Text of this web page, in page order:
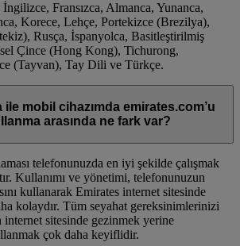
Fransızca, Almanca, Yunanca,
Korece, Lehçe, Portekizce (Brezilya),
Rusça, İspanyolca, Basitleştirilmiş
Çince (Hong Kong), Tichurong,
(Tayvan), Tay Dili ve Türkçe.
ile mobil cihazımda emirates.com’u
arasında ne fark var?
telefonunuzda en iyi şekilde çalışmak
Kullanımı ve yönetimi, telefonunuzun
kullanarak Emirates internet sitesinde
kolaydır. Tüm seyahat gereksinimlerinizi
sitesinde gezinmek yerine
çok daha keyiflidir.